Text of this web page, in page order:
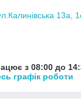
13а,
з 08:00 до
графік роботи